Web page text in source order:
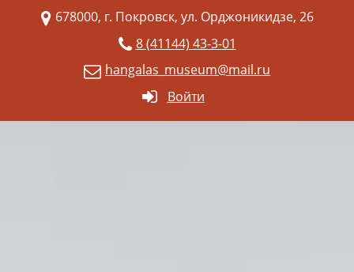
678000, г. Покровск, ул. Орджоникидзе, 26
8 (41144) 43-3-01
hangalas_museum@mail.ru
Войти